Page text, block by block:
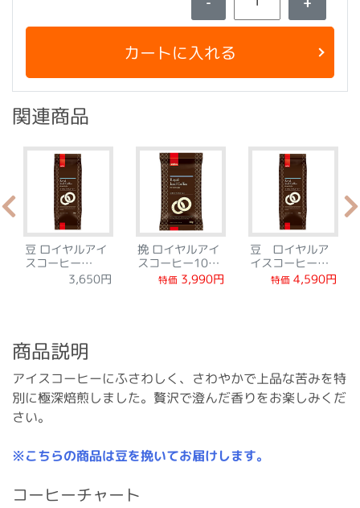
カートに入れる
関連商品
豆 ロイヤルアイ
スコーヒー
3,650円
挽 ロイヤルアイ
スコーヒー100g
セット
特価 3,990円
豆 ロイヤルア
イスコーヒー
500gお買得セッ
特価 4,590円
商品説明
アイスコーヒーにふさわしく、さわやかで上品な苦みを特
別に極深焙煎しました。贅沢で澄んだ香りをお楽しみくだ
さい。
※こちらの商品は豆を挽いてお届けします。
コーヒーチャート